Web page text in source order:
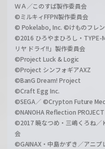
ＷＡ／このすば製作委員会
©ミルキィFFPN製作委員会
© Pokelabo, Inc. ©けものフレン
©2016 ひろやまひろし・TYPE-
リヤ ドライ!!」製作委員会
©Project Luck & Logic
©Project シンフォギアAXZ
©BanG Dream! Project
©Craft Egg Inc.
©SEGA／ ©Crypton Future
©NANOHA Reflection PROJECT
©2017 暁なつめ・三嶋くろね／
会
©GAINAX・中島かずき／アニプ